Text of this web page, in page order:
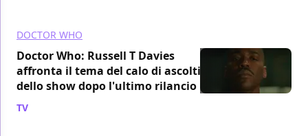
DOCTOR WHO
Doctor Who: Russell T Davies
affronta il tema del calo di ascolti
dello show dopo l'ultimo rilancio
TV